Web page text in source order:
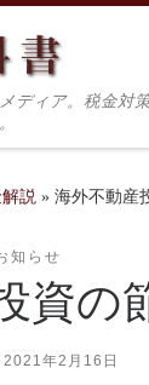
ディア。税金対策
説 » 海外不動産
知らせ
資の
2021年2月16日